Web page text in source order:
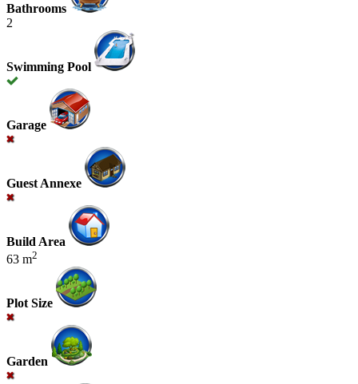
Bathrooms
2
Swimming Pool
Garage
Guest Annexe
Build Area
63 m2
Plot Size
Garden